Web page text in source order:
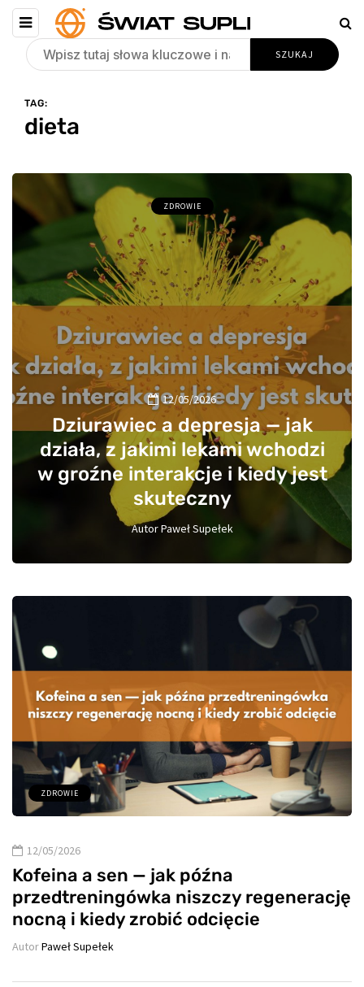
TAG:
dieta
ZDROWIE
12/05/2026
Dziurawiec a depresja — jak
działa, z jakimi lekami wchodzi
w groźne interakcje i kiedy jest
skuteczny
AutorPaweł Supełek
ZDROWIE
12/05/2026
Kofeina a sen — jak późna
przedtreningówka niszczy regenerację
nocną i kiedy zrobić odcięcie
AutorPaweł Supełek